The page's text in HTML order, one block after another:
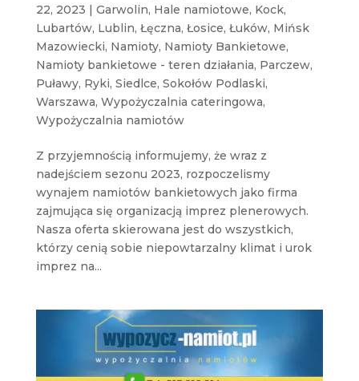
22, 2023 | Garwolin, Hale namiotowe, Kock,
Lubartów, Lublin, Łęczna, Łosice, Łuków, Mińsk
Mazowiecki, Namioty, Namioty Bankietowe,
Namioty bankietowe - teren działania, Parczew,
Puławy, Ryki, Siedlce, Sokołów Podlaski,
Warszawa, Wypożyczalnia cateringowa,
Wypożyczalnia namiotów
Z przyjemnością informujemy, że wraz z
nadejściem sezonu 2023, rozpoczelismy
wynajem namiotów bankietowych jako firma
zajmująca się organizacją imprez plenerowych.
Nasza oferta skierowana jest do wszystkich,
którzy cenią sobie niepowtarzalny klimat i urok
imprez na...